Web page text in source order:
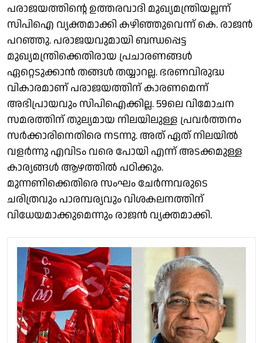
പരാജയത്തിൻ്റെ ഉത്തരവാദി മുഖ്യമന്ത്രിയല്ലന്ന്
സിപിഐ വ്യക്തമാക്കി കഴിഞ്ഞുവെന്ന് കെ. രാജൻ
പറഞ്ഞു. പരാജയവുമായി ബന്ധപ്പെട്ട
മുഖ്യമന്ത്രിക്കെതിരായ പ്രചാരണങ്ങൾ
ഏറ്റെടുക്കാൻ തങ്ങൾ തയ്യാറല്ല. ഭരണവിരുദ്ധ
വികാരമാണ് പരാജയത്തിന് കാരണമെന്ന്
അഭിപ്രായവും സിപിഐക്കില്ല. 59ലെ വിമോചന
സമരത്തിന് തുല്യമായ നിലയിലുള്ള പ്രവർത്തനം
സർക്കാരിനെതിരെ നടന്നു. അത് ഏത് നിലയിൽ
വളർന്നു എവിടം വരെ പോയി എന്ന് അടക്കമുള്ള
കാര്യങ്ങൾ ആഴത്തിൽ പഠിക്കും.
മുന്നണിക്കെതിരെ സംഘം ചേർന്നവരുടെ
ചരിത്രവും പാരമ്പര്യവും വിശകലനത്തിന്
വിധേയമാക്കുമെന്നും രാജൻ വ്യക്തമാക്കി.